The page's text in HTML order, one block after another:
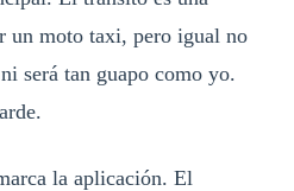
un moto taxi, pero igual no
será tan guapo como yo.
la aplicación. El